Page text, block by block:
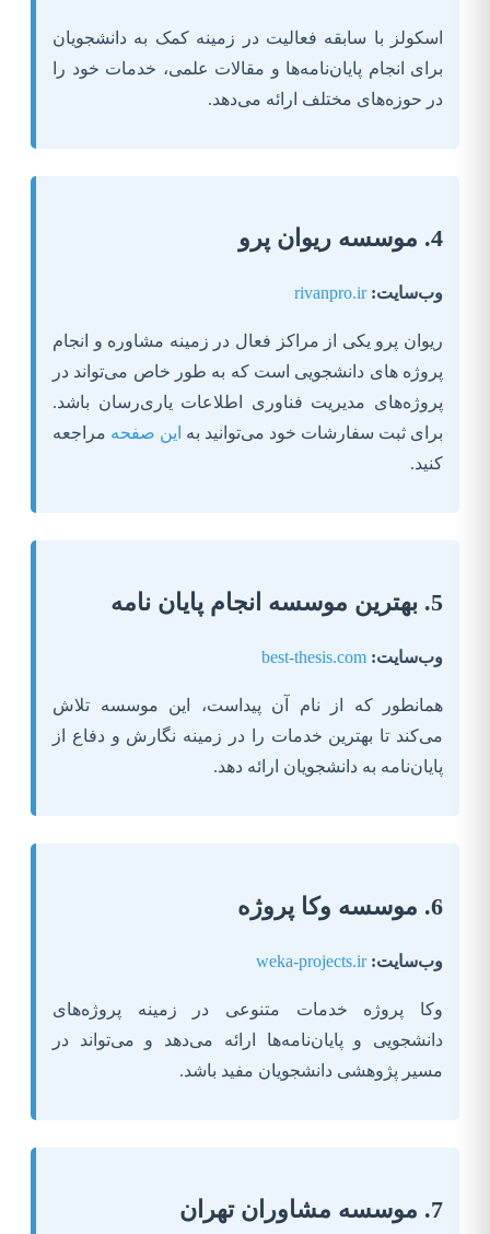
اسکولز با سابقه فعالیت در زمینه کمک به دانشجویان
برای انجام پایان‌نامه‌ها و مقالات علمی، خدمات خود را
در حوزه‌های مختلف ارائه می‌دهد.
4. موسسه ریوان پرو
وب‌سایت: rivanpro.ir
ریوان پرو یکی از مراکز فعال در زمینه مشاوره و انجام
پروژه های دانشجویی است که به طور خاص می‌تواند در
پروژه‌های مدیریت فناوری اطلاعات یاری‌رسان باشد.
برای ثبت سفارشات خود می‌توانید به این صفحه مراجعه
کنید.
5. بهترین موسسه انجام پایان نامه
وب‌سایت: best-thesis.com
همانطور که از نام آن پیداست، این موسسه تلاش
می‌کند تا بهترین خدمات را در زمینه نگارش و دفاع از
پایان‌نامه به دانشجویان ارائه دهد.
6. موسسه وکا پروژه
وب‌سایت: weka-projects.ir
وکا پروژه خدمات متنوعی در زمینه پروژه‌های
دانشجویی و پایان‌نامه‌ها ارائه می‌دهد و می‌تواند در
مسیر پژوهشی دانشجویان مفید باشد.
7. موسسه مشاوران تهران